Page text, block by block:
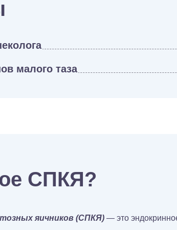
малого таза
СПКЯ?
яичников (СПКЯ) — это